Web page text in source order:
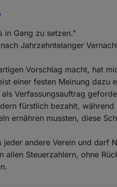
in Gang zu setzen."
Jahrzehntelanger
Vorschlag macht, hat
einer festen Meinung dazu
Verfassungsauftrag
fürstlich bezahlt,
ernähren mussten, diese
andere Verein und darf
allen Steuerzahlern, ohne